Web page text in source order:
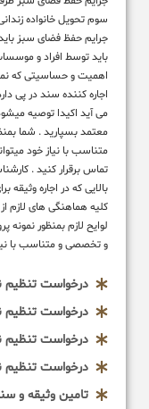
سوم تحویل خانواده
جرایم حفظ فضای سبز
باید توسط افراد و
اهمیت و حساسیتی که
اجاره کننده سند در پی
می آید اکیدا توصیه
معتمد بسپارید . شما
متناسب با نیاز خود
تماس برقرار کنید .
بالایی که در اجاره
کلیه هماهنگی های لازم
لوایح لازم بمنظور
و تخصصی و متناسب با
درخواست تنظیم
درخواست تنظیم
درخواست تنظیم
درخواست تنظیم
تامین وثیقه و